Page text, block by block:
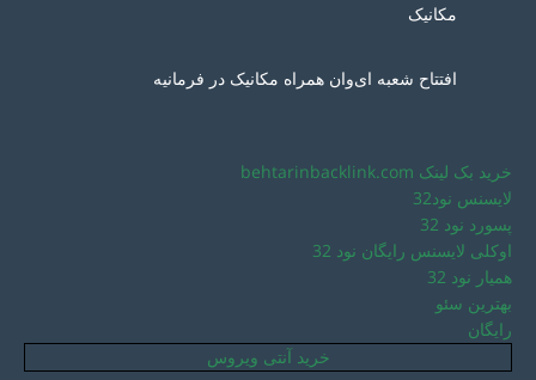
مکانیک
افتتاح شعبه ای‌وان همراه مکانیک در فرمانیه
خرید بک لینک behtarinbacklink.com
لایسنس نود32
پسورد نود 32
اوکلی لایسنس رایگان نود 32
همیار نود 32
بهترین سئو
رایگان
خرید آنتی ویروس